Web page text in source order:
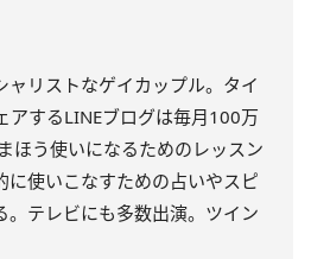
ャリストなゲイカップル。タイ
アするLINEブログは毎月100万
ほう使いになるためのレッスン
に使いこなすための占いやスピ
。テレビにも多数出演。ツイン